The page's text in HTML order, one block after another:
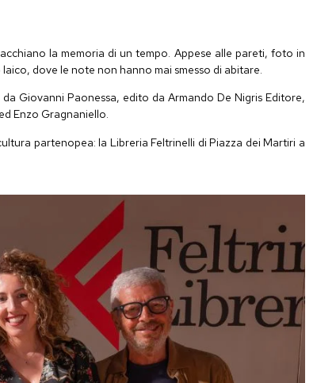
la memoria di un tempo. Appese alle pareti, foto in
dove le note non hanno mai smesso di abitare.
Giovanni Paonessa, edito da Armando De Nigris Editore,
Enzo Gragnaniello.
partenopea: la LibreriaFeltrinelli di Piazza dei Martiri a